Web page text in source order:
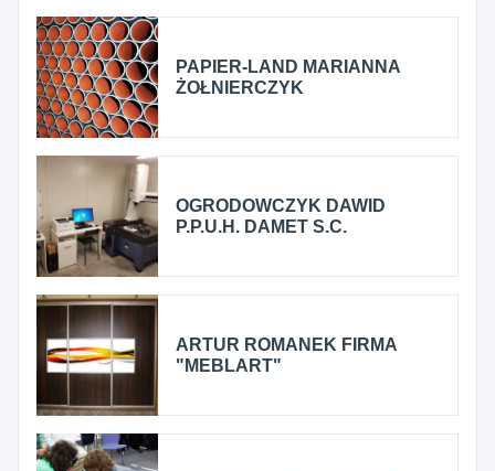
PAPIER-LAND MARIANNA
ŻOŁNIERCZYK
OGRODOWCZYK DAWID
P.P.U.H. DAMET S.C.
ARTUR ROMANEK FIRMA
"MEBLART"